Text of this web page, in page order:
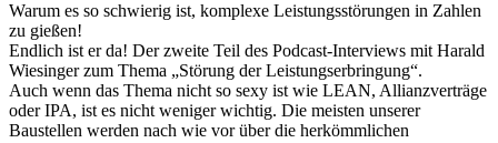
Warum es so schwierig ist, komplexe Leistungsstörungen in Zahlen
zu gießen!
Endlich ist er da! Der zweite Teil des Podcast-Interviews mit Harald
Wiesinger zum Thema „Störung der Leistungserbringung“.
Auch wenn das Thema nicht so sexy ist wie LEAN, Allianzverträge
oder IPA, ist es nicht weniger wichtig. Die meisten unserer
Baustellen werden nach wie vor über die herkömmlichen